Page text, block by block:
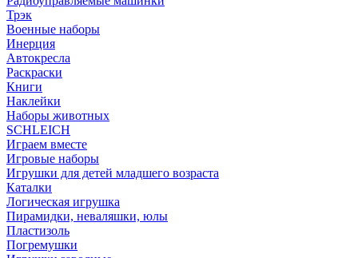
Трэк
Военные наборы
Инерция
Автокресла
Раскраски
Книги
Наклейки
Наборы животных
SCHLEICH
Играем вместе
Игровые наборы
Игрушки для детей младшего возраста
Каталки
Логическая игрушка
Пирамидки, неваляшки, юлы
Пластизоль
Погремушки